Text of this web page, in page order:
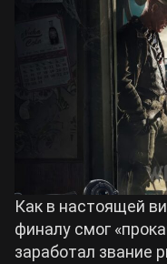
Как в настоящей
финалу смог
заработал звание